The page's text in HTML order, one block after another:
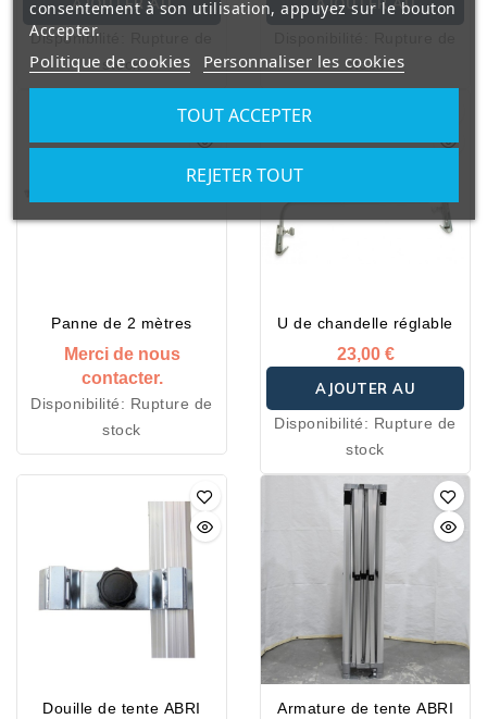
AJOUTER AU
Disponibilité:
stock
AJOUTER AU
stock
Panne de 2 mètres
Merci de nous
contacter.
Disponibilité: Rupture de
stock
U de chandelle réglable
23,00 €
AJOUTER AU
PANIER
Disponibilité: Rupture de
stock
Douille de tente ABRI
Armature de tente ABRI
consentement à son utilisation, appuyez sur le bouton
Accepter.
Politique de cookies Personnaliser les cookies
REJETER TOUT
TOUT ACCEPTER